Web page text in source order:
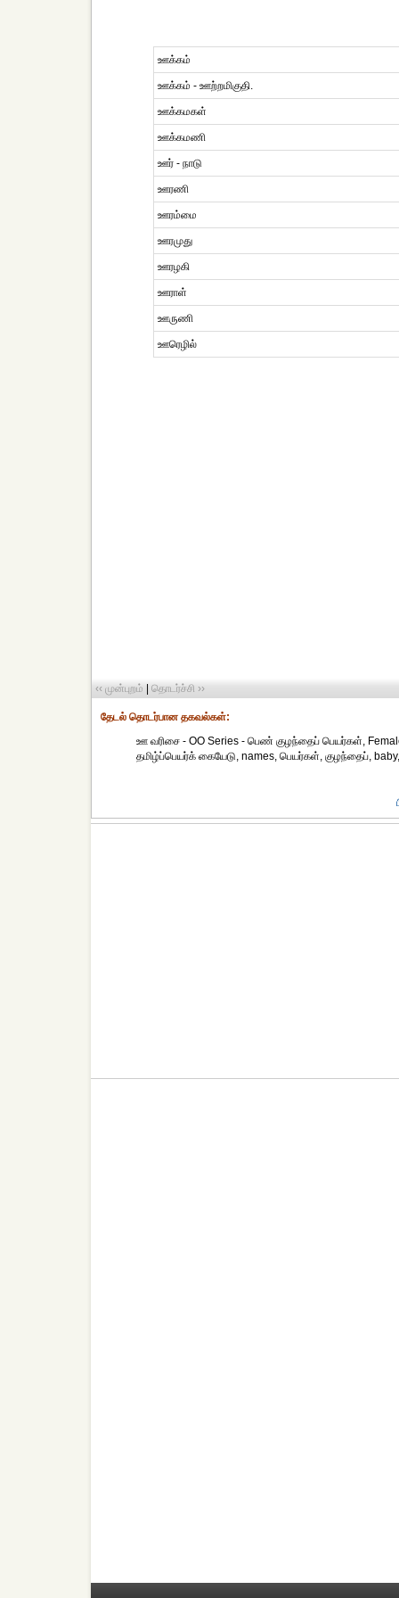
ஊக்கம்
ஊக்கம் - ஊற்றமிகுதி.
ஊக்கமகள்
ஊக்கமணி
ஊர் - நாடு
ஊரணி
ஊரம்மை
ஊரமுது
ஊரழகி
ஊராள்
ஊருணி
ஊரெழில்
‹‹ முன்புறம் தொடர்ச்சி ››
தேட‌ல் தொட‌ர்பான தகவ‌ல்க‌ள்:
ஊ வரிசை - OO Series - பெண் குழந்தைப் பெயர்கள்,
தமிழ்ப்பெயர்க் கையேடு, names, பெயர்கள், குழந்தைப்,